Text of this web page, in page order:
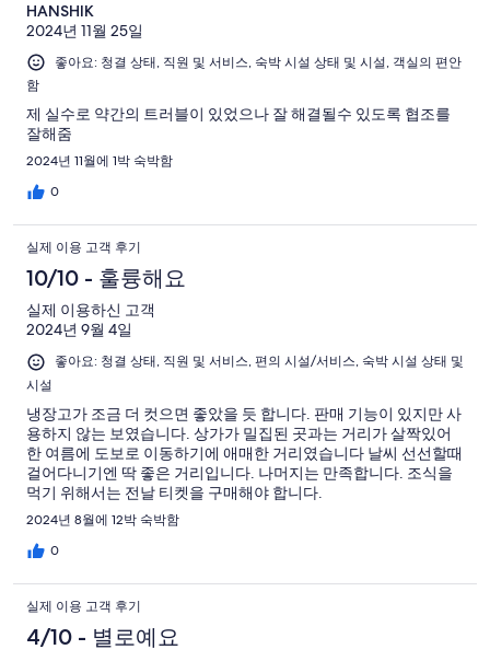
HANSHIK
2024년 11월 25일
좋아요: 청결 상태, 직원 및 서비스, 숙박 시설 상태 및 시설, 객실의 편안
함
제 실수로 약간의 트러블이 있었으나 잘 해결될수 있도록 협조를
잘해줌
2024년 11월에 1박 숙박함
0
실제 이용 고객 후기
10/10 - 훌륭해요
실제 이용하신 고객
2024년 9월 4일
좋아요: 청결 상태, 직원 및 서비스, 편의 시설/서비스, 숙박 시설 상태 및
시설
냉장고가 조금 더 컷으면 좋았을 듯 합니다. 판매 기능이 있지만 사
용하지 않는 보였습니다. 상가가 밀집된 곳과는 거리가 살짝있어
한 여름에 도보로 이동하기에 애매한 거리였습니다 날씨 선선할때
걸어다니기엔 딱 좋은 거리입니다. 나머지는 만족합니다. 조식을
먹기 위해서는 전날 티켓을 구매해야 합니다.
2024년 8월에 12박 숙박함
0
실제 이용 고객 후기
4/10 - 별로예요